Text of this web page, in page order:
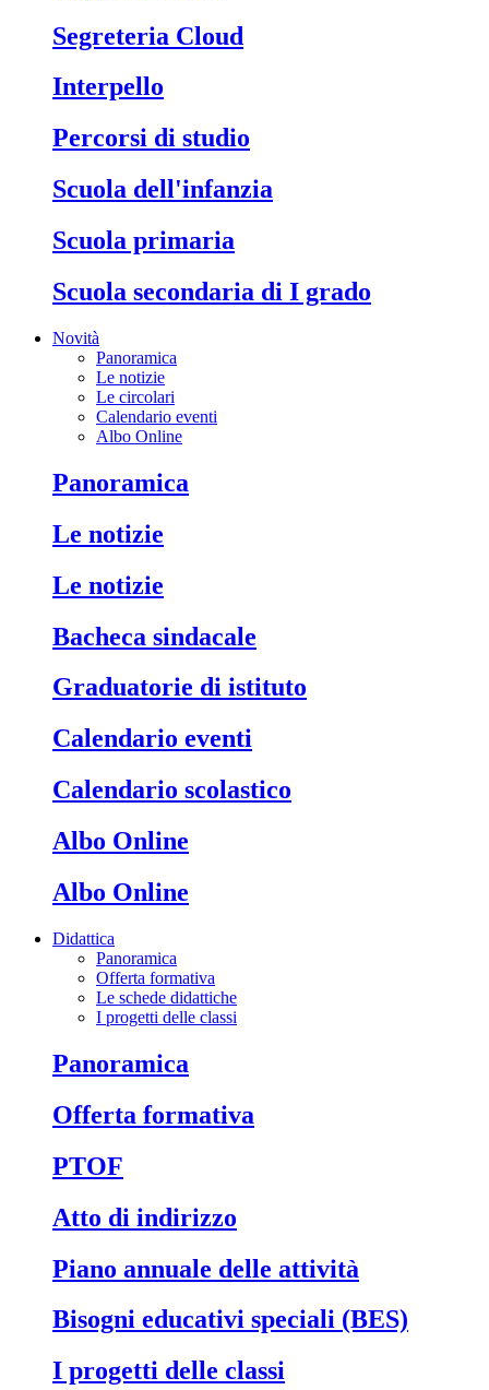
Segreteria Cloud
Interpello
Percorsi di studio
Scuola dell'infanzia
Scuola primaria
Scuola secondaria di I grado
Novità
Panoramica
Le notizie
Le circolari
Calendario eventi
Albo Online
Panoramica
Le notizie
Le notizie
Bacheca sindacale
Graduatorie di istituto
Calendario eventi
Calendario scolastico
Albo Online
Albo Online
Didattica
Panoramica
Offerta formativa
Le schede didattiche
I progetti delle classi
Panoramica
Offerta formativa
PTOF
Atto di indirizzo
Piano annuale delle attività
Bisogni educativi speciali (BES)
I progetti delle classi